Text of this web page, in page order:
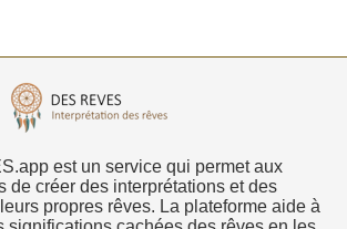
est un service qui permet aux
de créer des interprétations et des
propres rêves. La plateforme aide à